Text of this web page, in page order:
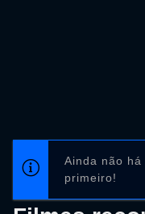
Ainda não
primeiro!